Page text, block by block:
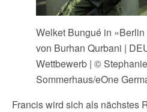
Welket Bungué in
von Burhan Qurbani |
Wettbewerb | ©
Sommerhaus/eOne
Francis wird sich als nächstes